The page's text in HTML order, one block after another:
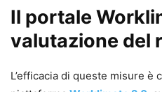
Il portale
valutazione del
L’efficacia di queste misure è